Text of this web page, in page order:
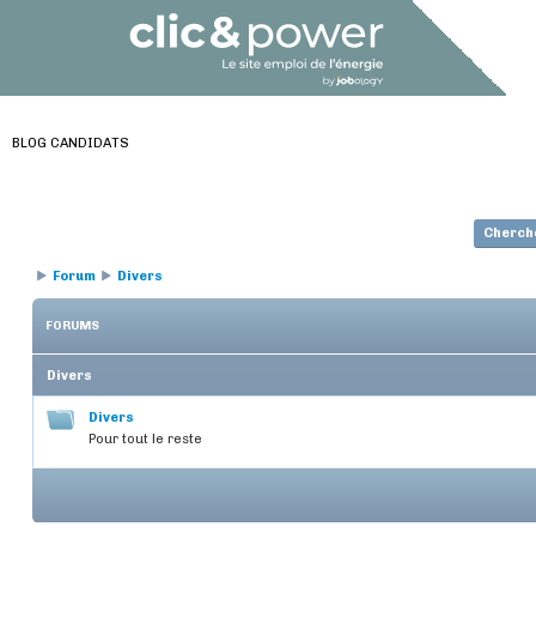
BLOG CANDIDATS
Forum Divers
FORUMS
Divers
Divers
Pour tout le reste